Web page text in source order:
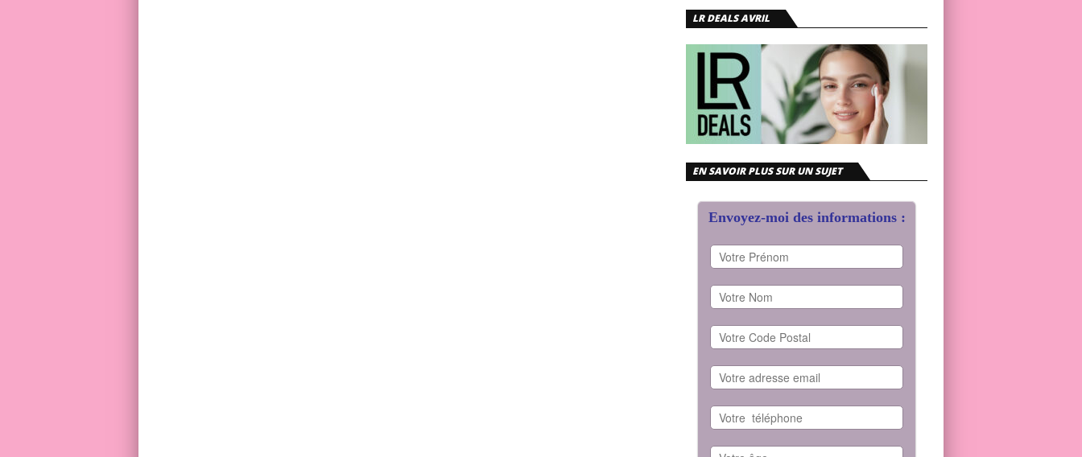
LR DEALS AVRIL
EN SAVOIR PLUS SUR UN SUJET
Envoyez-moi des informations :